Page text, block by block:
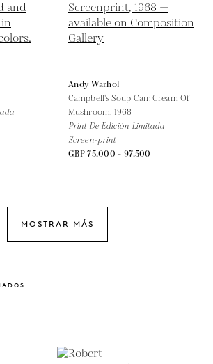
Andy Warhol
Campbell's Soup Can: Cream Of
Mushroom, 1968
Print De Edición Limitada
Screen-print
GBP 75,000 - 97,500
MOSTRAR MÁS